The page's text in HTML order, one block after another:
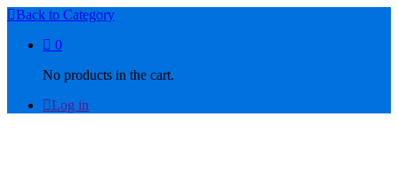
Back to Category
0
No products in the cart.
Log in